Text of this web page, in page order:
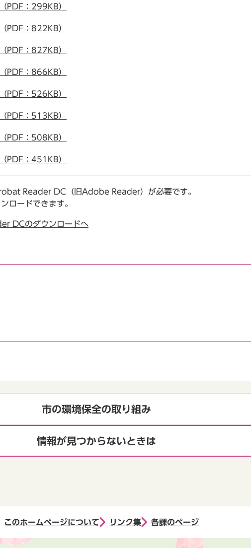
PDF：299KB）
PDF：822KB）
PDF：827KB）
PDF：866KB）
PDF：526KB）
PDF：513KB）
PDF：508KB）
PDF：451KB）
Reader DC（旧Adobe Reader）が必要です。
ロードできます。
DCのダウンロードへ
市の環境保全の取り組み
情報が見つからないときは
このホームページについて リンク集 各課のページ